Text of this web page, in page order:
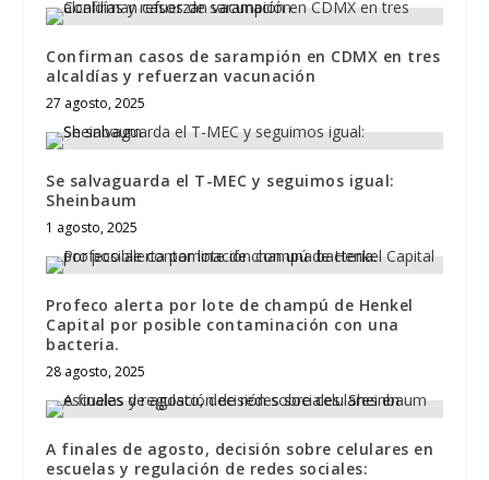
Confirman casos de sarampión en CDMX en tres
alcaldías y refuerzan vacunación
27 agosto, 2025
Se salvaguarda el T-MEC y seguimos igual:
Sheinbaum
1 agosto, 2025
Profeco alerta por lote de champú de Henkel
Capital por posible contaminación con una
bacteria.
28 agosto, 2025
A finales de agosto, decisión sobre celulares en
escuelas y regulación de redes sociales: